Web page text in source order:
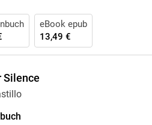
eBook epub
13,49 €
Silence